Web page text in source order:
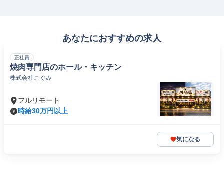
あなたにおすすめの求人
正社員
焼肉専門店のホール・キッチン
株式会社こぐみ
フルリモート
時給30万円以上
気になる